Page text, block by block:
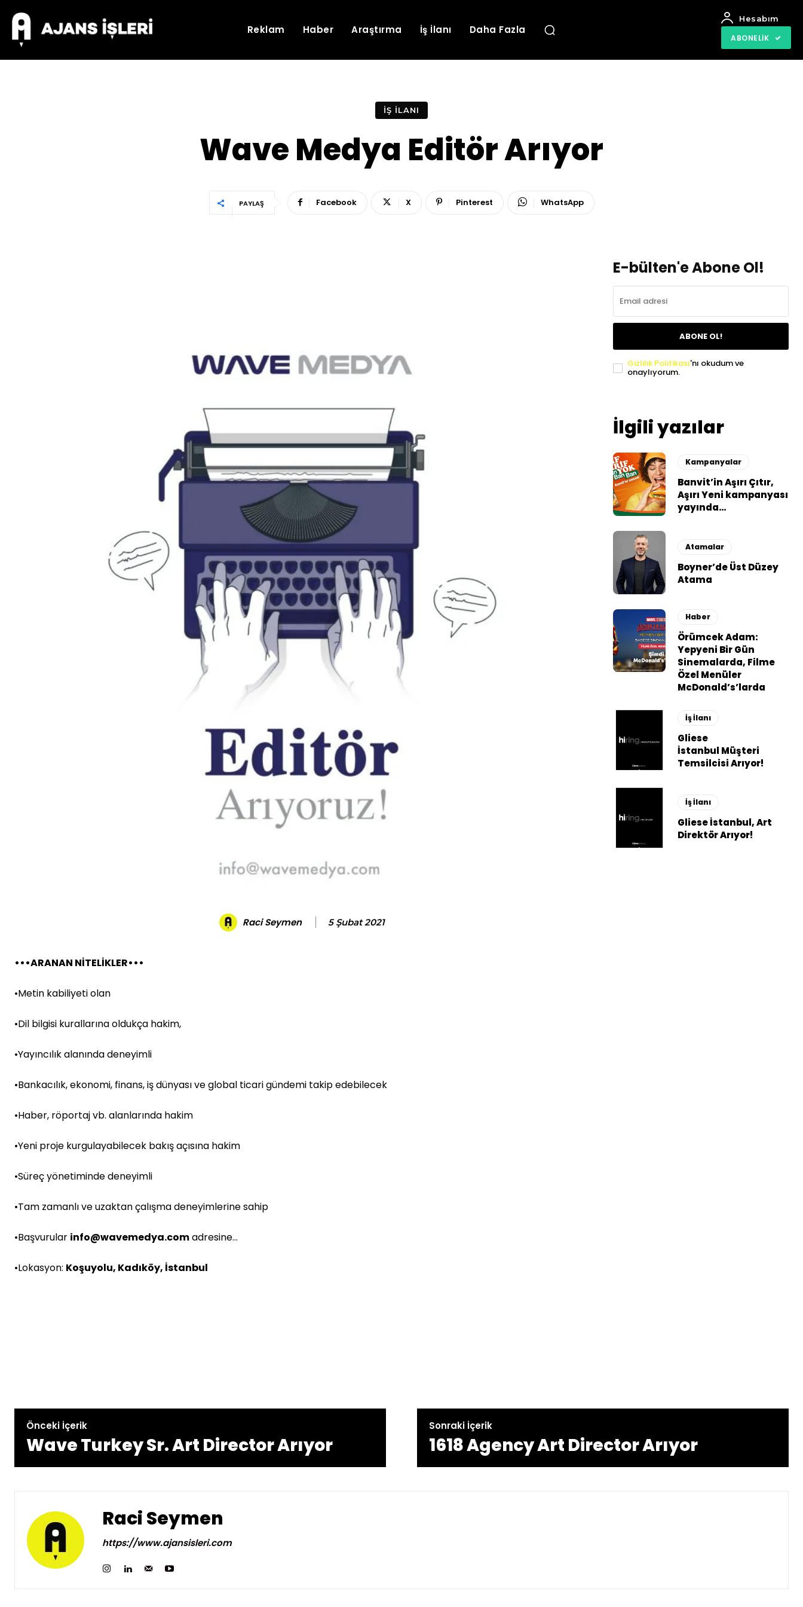
Reklam Haber Araştırma İş İlanı Daha Fazla
Hesabım
ABONELIK
İŞ İLANI
Wave Medya Editör Arıyor
PAYLAŞ Facebook X Pinterest WhatsApp
Raci Seymen 5 Şubat 2021
•••ARANAN NİTELİKLER•••
•Metin kabiliyeti olan
•Dil bilgisi kurallarına oldukça hakim,
•Yayıncılık alanında deneyimli
•Bankacılık, ekonomi, finans, iş dünyası ve global ticari gündemi takip edebilecek
•Haber, röportaj vb. alanlarında hakim
•Yeni proje kurgulayabilecek bakış açısına hakim
•Süreç yönetiminde deneyimli
•Tam zamanlı ve uzaktan çalışma deneyimlerine sahip
•Başvurular info@wavemedya.comadresine…
•Lokasyon: Koşuyolu, Kadıköy, İstanbul
E-bülten'e Abone Ol!
ABONE OL!
Gizlilik Politikası'nı okudum ve
onaylıyorum.
İlgili yazılar
Kampanyalar
Banvit’in Aşırı Çıtır,
Aşırı Yeni kampanyası
yayında…
Atamalar
Boyner’de Üst Düzey
Atama
Haber
Örümcek Adam:
Yepyeni Bir Gün
Sinemalarda, Filme
Özel Menüler
McDonald’s’larda
İş İlanı
Gliese
İstanbul Müşteri
Temsilcisi Arıyor!
İş İlanı
Gliese İstanbul, Art
Direktör Arıyor!
Önceki İçerik
Wave Turkey Sr. Art Director Arıyor
Sonraki İçerik
1618 Agency Art Director Arıyor
Raci Seymen
https://www.ajansisleri.com